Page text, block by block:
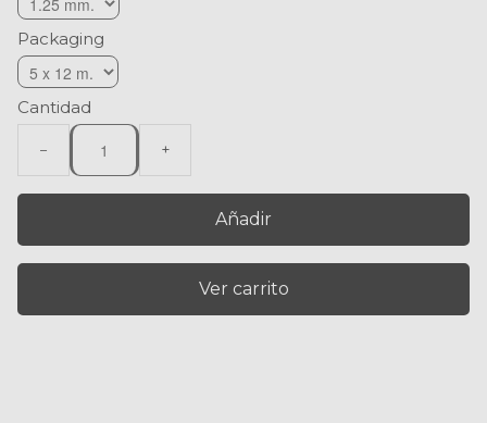
Packaging
Cantidad
− +
Añadir
Ver carrito